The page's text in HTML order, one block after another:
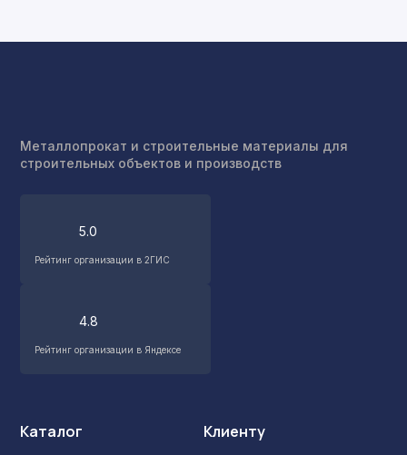
Металлопрокат и строительные материалы для
строительных объектов и производств
5.0
Рейтинг организации в 2ГИС
4.8
Рейтинг организации в Яндексе
Каталог Клиенту